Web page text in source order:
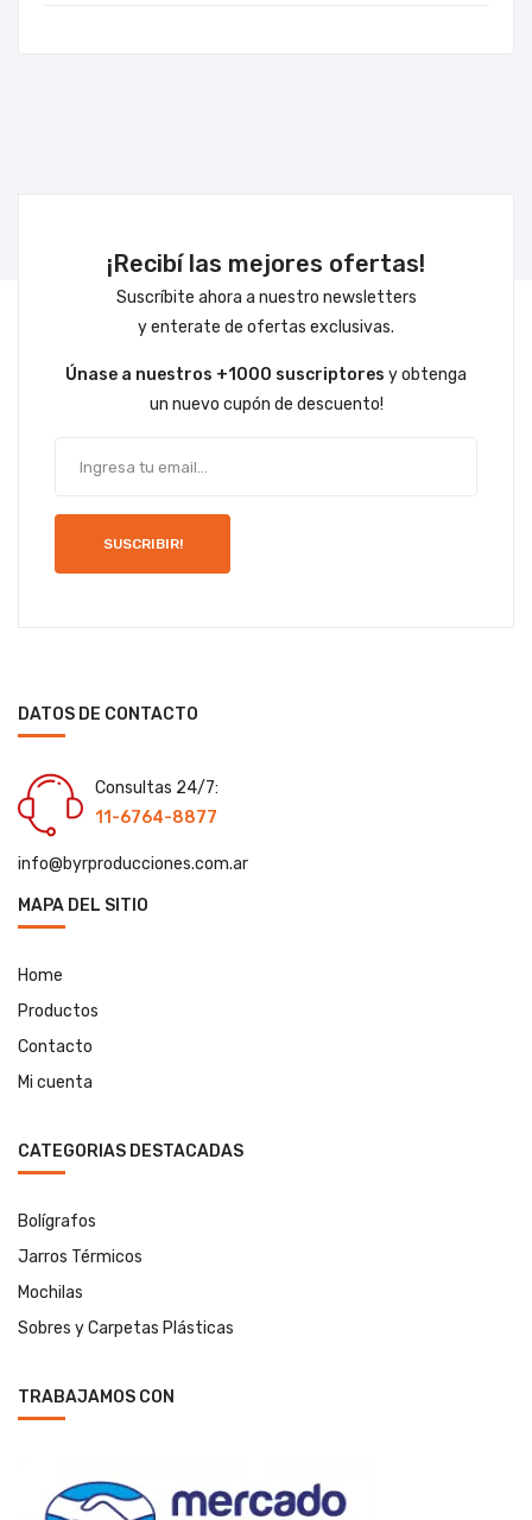
¡Recibí las mejores ofertas!
Suscríbite ahora a nuestro newsletters
y enterate de ofertas exclusivas.
Únase a nuestros +1000 suscriptores y obtenga
un nuevo cupón de descuento!
SUSCRIBIR!
DATOS DE CONTACTO
Consultas 24/7:
11-6764-8877
info@byrproducciones.com.ar
MAPA DEL SITIO
Home
Productos
Contacto
Mi cuenta
CATEGORIAS DESTACADAS
Bolígrafos
Jarros Térmicos
Mochilas
Sobres y Carpetas Plásticas
TRABAJAMOS CON